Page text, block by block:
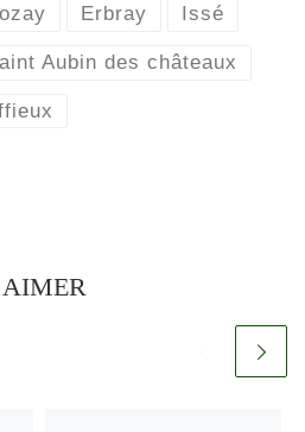
Erbray Issé
Aubin des châteaux